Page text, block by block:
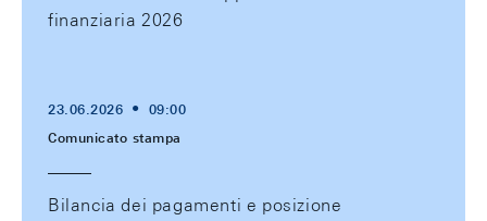
finanziaria 2026
23.06.2026
09:00
Comunicato stampa
Bilancia dei pagamenti e posizione